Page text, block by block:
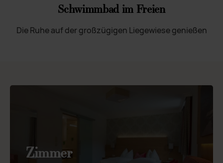
Schwimmbad im Freien
Die Ruhe auf der großzügigen Liegewiese genießen
Zimmer